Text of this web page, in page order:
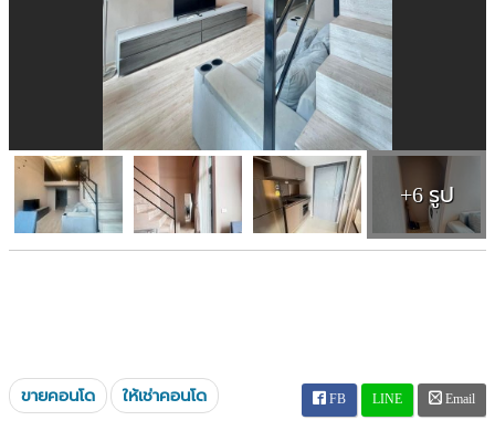
+6 รูป
ขายคอนโด ให้เช่าคอนโด FB LINE Email